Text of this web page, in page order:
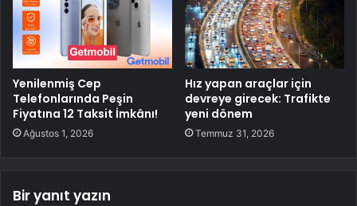
Yenilenmiş Cep
Telefonlarında Peşin
Fiyatına 12 Taksit İmkânı!
Ağustos 1, 2026
Hız yapan araçlar için
devreye girecek: Trafikte
yeni dönem
Temmuz 31, 2026
Bir yanıt yazın